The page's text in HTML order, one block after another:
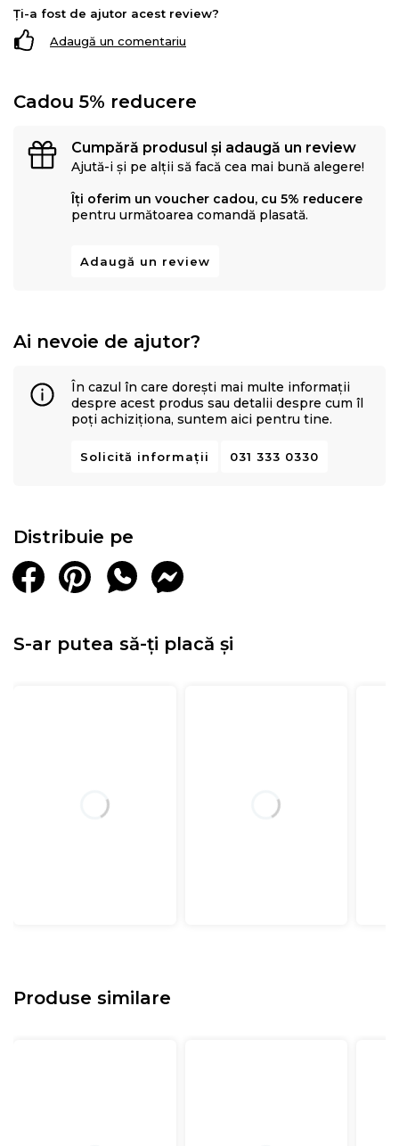
Ți-a fost de ajutor acest review?
Adaugă un comentariu
Cadou 5% reducere
Cumpără produsul și adaugă un review
Ajută-i și pe alții să facă cea mai bună alegere!
Îți oferim un voucher cadou, cu 5% reducere
pentru următoarea comandă plasată.
Adaugă un review
Ai nevoie de ajutor?
În cazul în care dorești mai multe informații
despre acest produs sau detalii despre cum îl
poți achiziționa, suntem aici pentru tine.
Solicită informații 031 333 0330
Distribuie pe
S-ar putea să-ți placă și
Produse similare